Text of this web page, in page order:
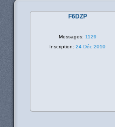
F6DZP
Messages: 1129
Inscription: 24 Déc 2010